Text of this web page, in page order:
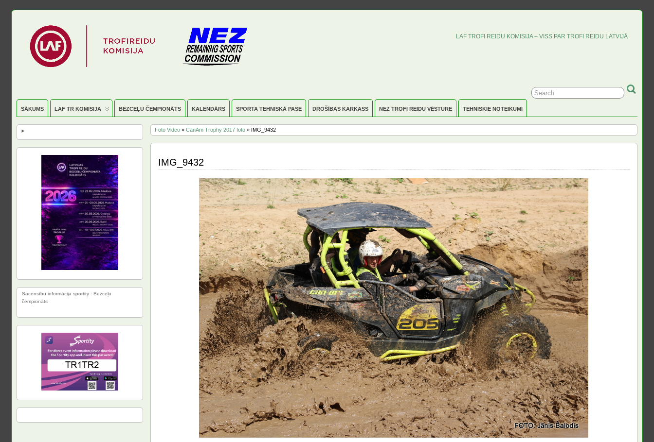
LAF TROFI REIDU KOMISIJA – VISS PAR TROFI REIDU LATVIJĀ
SĀKUMS LAF TR KOMISIJA BEZCEĻU ČEMPIONĀTS KALENDĀRS SPORTA TEHNISKĀ PASE DROŠĪBAS KARKASS NEZ TROFI REIDU VĒSTURE TEHNISKIE NOTEIKUMI
Foto Video» CanAm Trophy 2017 foto» IMG_9432
IMG_9432
Sacensību informācija sportity : Bezceļu
čempionāts